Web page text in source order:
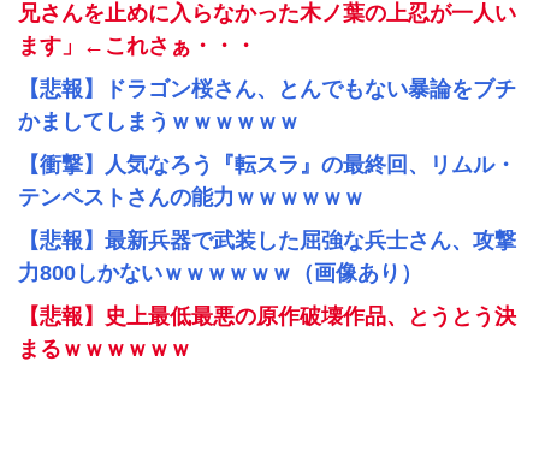
兄さんを止めに入らなかった木ノ葉の上忍が一人い
ます」←これさぁ・・・
【悲報】ドラゴン桜さん、とんでもない暴論をブチ
かましてしまうｗｗｗｗｗｗ
【衝撃】人気なろう『転スラ』の最終回、リムル・
テンペストさんの能力ｗｗｗｗｗｗ
【悲報】最新兵器で武装した屈強な兵士さん、攻撃
力800しかないｗｗｗｗｗｗ（画像あり）
【悲報】史上最低最悪の原作破壊作品、とうとう決
まるｗｗｗｗｗｗ